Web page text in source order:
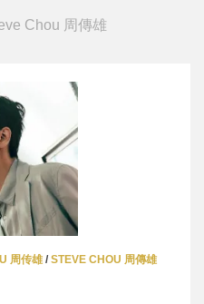
Chou 周傳雄
周传雄/ STEVE CHOU 周傳雄